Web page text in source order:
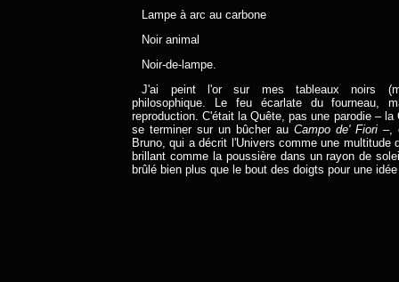
Lampe à arc au carbone
Noir animal
Noir-de-lampe.
J'ai peint l'or sur mes tableaux noirs
philosophique. Le feu écarlate du fourneau,
reproduction. C'était la Quête, pas une parodie – la
se terminer sur un bûcher au Campo de' Fiori –,
Bruno, qui a décrit l'Univers comme une multitude
brillant comme la poussière dans un rayon de
brûlé bien plus que le bout des doigts pour une